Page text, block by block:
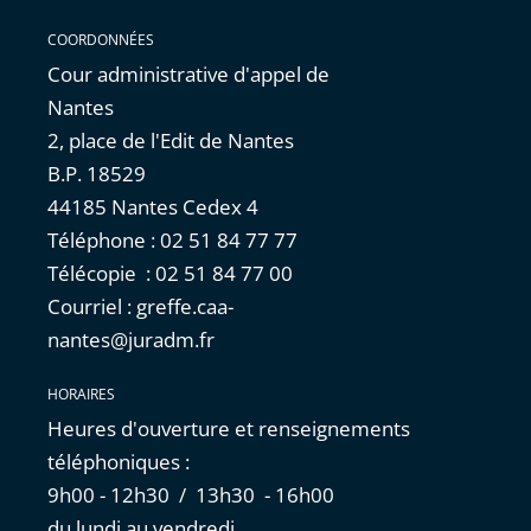
COORDONNÉES
Cour administrative d'appel de
Nantes
2, place de l'Edit de Nantes
B.P. 18529
44185 Nantes Cedex 4
Téléphone : 02 51 84 77 77
Télécopie : 02 51 84 77 00
Courriel : greffe.caa-
nantes@juradm.fr
HORAIRES
Heures d'ouverture et renseignements
téléphoniques :
9h00 - 12h30 / 13h30 - 16h00